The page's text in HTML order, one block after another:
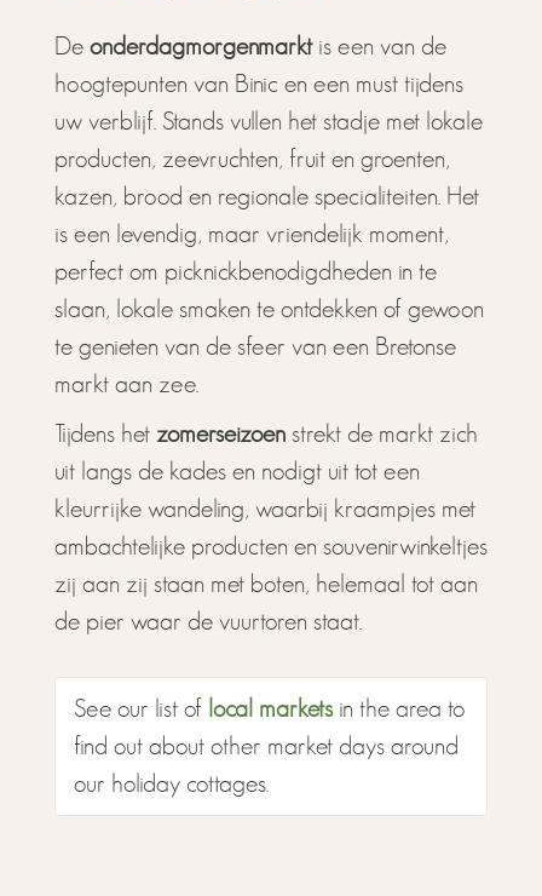
De onderdagmorgenmarktis een van de
hoogtepunten van Binic en een must tijdens
uw verblijf. Stands vullen het stadje met lokale
producten, zeevruchten, fruit en groenten,
kazen, brood en regionale specialiteiten. Het
is een levendig, maar vriendelijk moment,
perfect om picknickbenodigdheden in te
slaan, lokale smaken te ontdekken of gewoon
te genieten van de sfeer van een Bretonse
markt aan zee.
Tijdens het zomerseizoenstrekt de markt zich
uit langs de kades en nodigt uit tot een
kleurrijke wandeling, waarbij kraampjes met
ambachtelijke producten en souvenirwinkeltjes
zij aan zij staan met boten, helemaal tot aan
de pier waar de vuurtoren staat.
See our list of local marketsin the area to
find out about other market days around
our holiday cottages.